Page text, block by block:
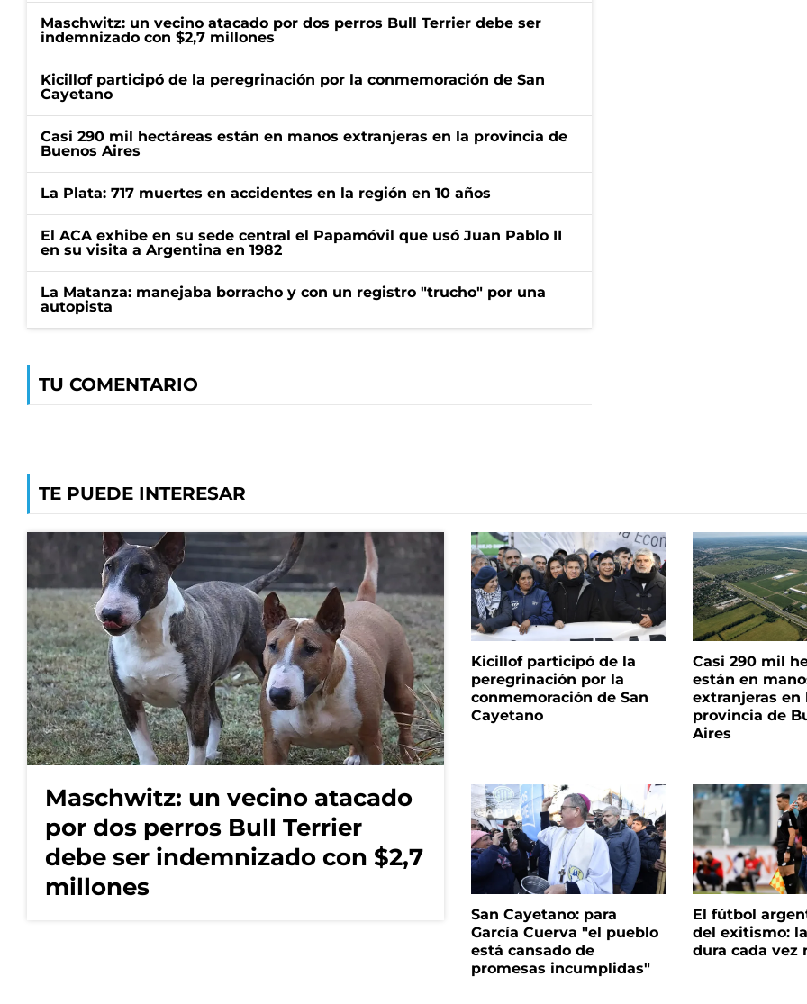
Maschwitz: un vecino atacado por dos perros Bull Terrier debe ser
indemnizado con $2,7 millones
Kicillof participó de la peregrinación por la conmemoración de San
Cayetano
Casi 290 mil hectáreas están en manos extranjeras en la provincia de
Buenos Aires
La Plata: 717 muertes en accidentes en la región en 10 años
El ACA exhibe en su sede central el Papamóvil que usó Juan Pablo II
en su visita a Argentina en 1982
La Matanza: manejaba borracho y con un registro "trucho" por una
autopista
TU COMENTARIO
TE PUEDE INTERESAR
Maschwitz: un vecino atacado
por dos perros Bull Terrier
debe ser indemnizado con $2,7
millones
Kicillof participó de la
peregrinación por la
conmemoración de San
Cayetano
Casi 290 mil
están en
extranjeras en
provincia de
Aires
San Cayetano: para
García Cuerva "el pueblo
está cansado de
promesas incumplidas"
El fútbol
del exitismo:
dura cada vez